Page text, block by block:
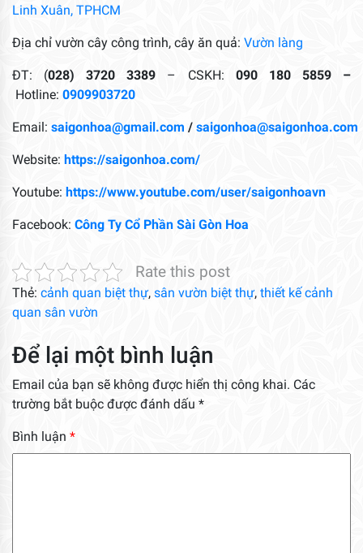
Linh Xuân, TPHCM
Địa chỉ vườn cây công trình, cây ăn quả: Vườn làng
ĐT: (028) 3720 3389 – CSKH: 090 180 5859 –
Hotline: 0909903720
Email: saigonhoa@gmail.com / saigonhoa@saigonhoa.com
Website: https://saigonhoa.com/
Youtube: https://www.youtube.com/user/saigonhoavn
Facebook: Công Ty Cổ Phần Sài Gòn Hoa
Rate this post
Thẻ: cảnh quan biệt thự, sân vườn biệt thự, thiết kế cảnh
quan sân vườn
Để lại một bình luận
Email của bạn sẽ không được hiển thị công khai. Các
trường bắt buộc được đánh dấu *
Bình luận *